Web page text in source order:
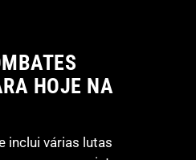
HOJE NA
inclui várias lutas